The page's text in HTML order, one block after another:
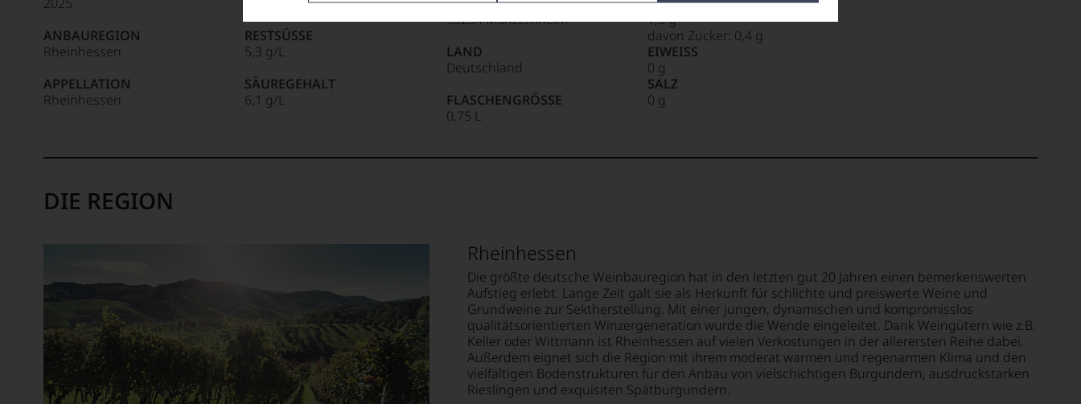
ANBAUREGION
Rheinhessen
APPELLATION
Rheinhessen
RESTSÜSSE
5,3 g/L
SÄUREGEHALT
6,1 g/L
55234 Monzernheim
LAND
Deutschland
FLASCHENGRÖSSE
0,75 L
1,3 g
davon Zucker: 0,4 g
EIWEISS
0 g
SALZ
0 g
DIE REGION
Rheinhessen
Die größte deutsche Weinbauregion hat in den letzten gut 20 Jahren einen bemerkenswerten
Aufstieg erlebt. Lange Zeit galt sie als Herkunft für schlichte und preiswerte Weine und
Grundweine zur Sektherstellung. Mit einer jungen, dynamischen und kompromisslos
qualitätsorientierten Winzergeneration wurde die Wende eingeleitet. Dank Weingütern wie z.B.
Keller oder Wittmann ist Rheinhessen auf vielen Verkostungen in der allerersten Reihe dabei.
Außerdem eignet sich die Region mit ihrem moderat warmen und regenarmen Klima und den
vielfältigen Bodenstrukturen für den Anbau von vielschichtigen Burgundern, ausdruckstarken
Rieslingen und exquisiten Spätburgundern.